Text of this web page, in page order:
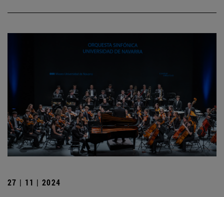
27 | 11 | 2024